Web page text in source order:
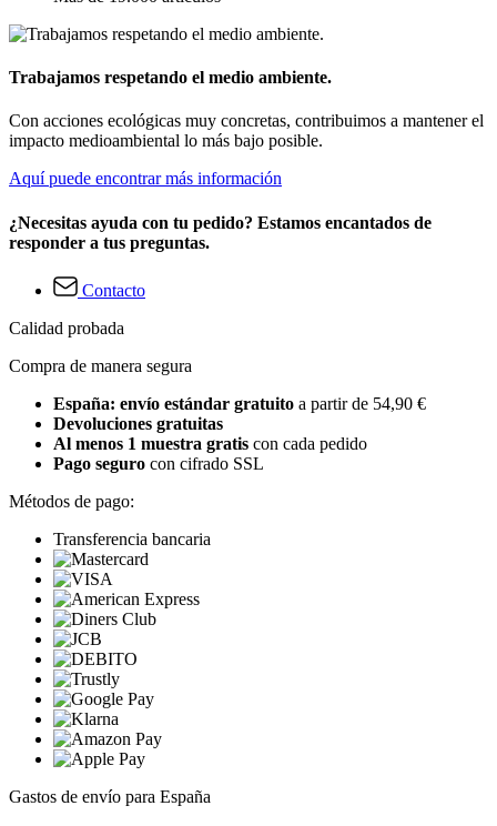
Trabajamos respetando el medio ambiente.
Con acciones ecológicas muy concretas, contribuimos a mantener el
impacto medioambiental lo más bajo posible.
Aquí puede encontrar más información
¿Necesitas ayuda con tu pedido? Estamos encantados de
responder a tus preguntas.
Contacto
Calidad probada
Compra de manera segura
España: envío estándar gratuito a partir de 54,90 €
Devoluciones gratuitas
Al menos 1 muestra gratis con cada pedido
Pago seguro con cifrado SSL
Métodos de pago:
Transferencia bancaria
Gastos de envío para España